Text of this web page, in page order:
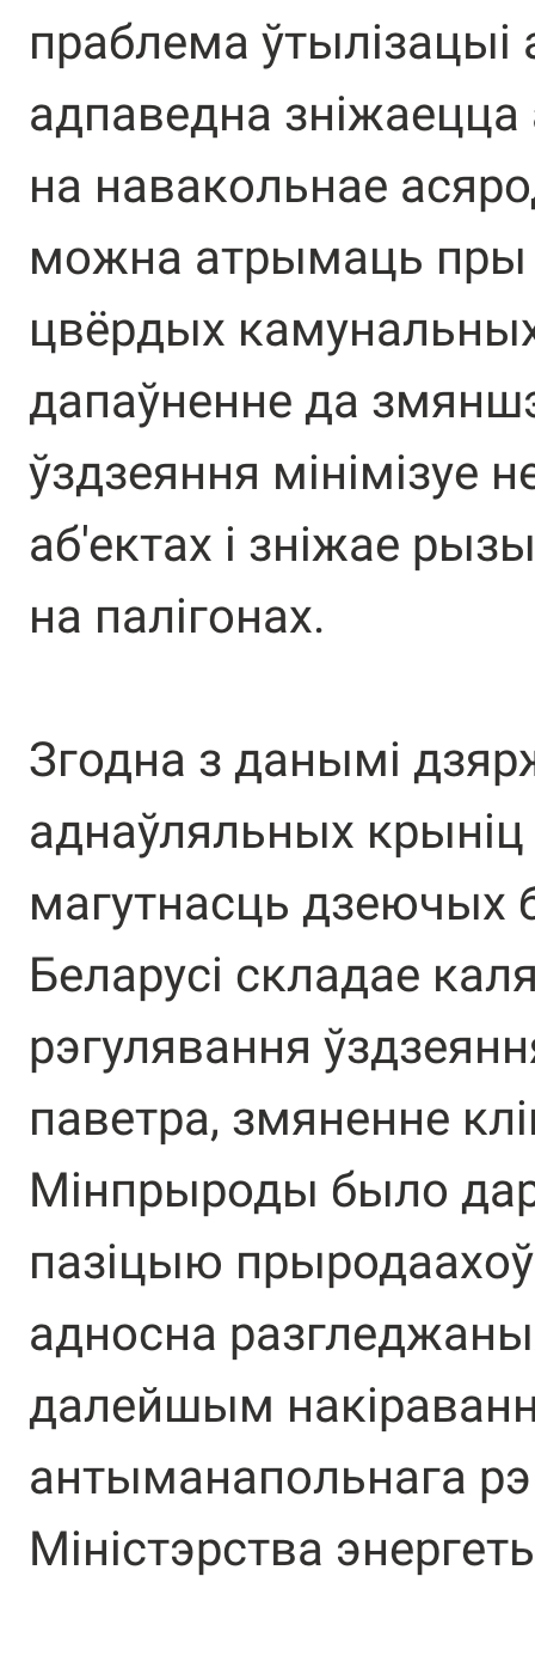
праблема ўтылізацыі
адпаведна зніжаецца
на навакольнае
можна атрымаць пры
цвёрдых
дапаўненне да
ўздзеяння мінімізуе
аб'ектах і зніжае
на палігонах.
Згодна з данымі
аднаўляльных крыніц
магутнасць дзеючых
Беларусі складае
рэгулявання
паветра, змяненне
Мінпрыроды было
пазіцыю
адносна
далейшым
антыманапольнага
Міністэрства